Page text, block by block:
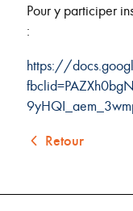
Pour y participer
:
https://
Retour